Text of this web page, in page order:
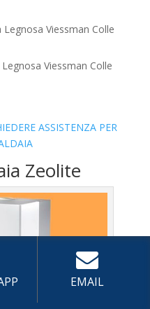
Viessman Colle
Viessman Colle
ASSISTENZA PER
Zeolite
EMAIL